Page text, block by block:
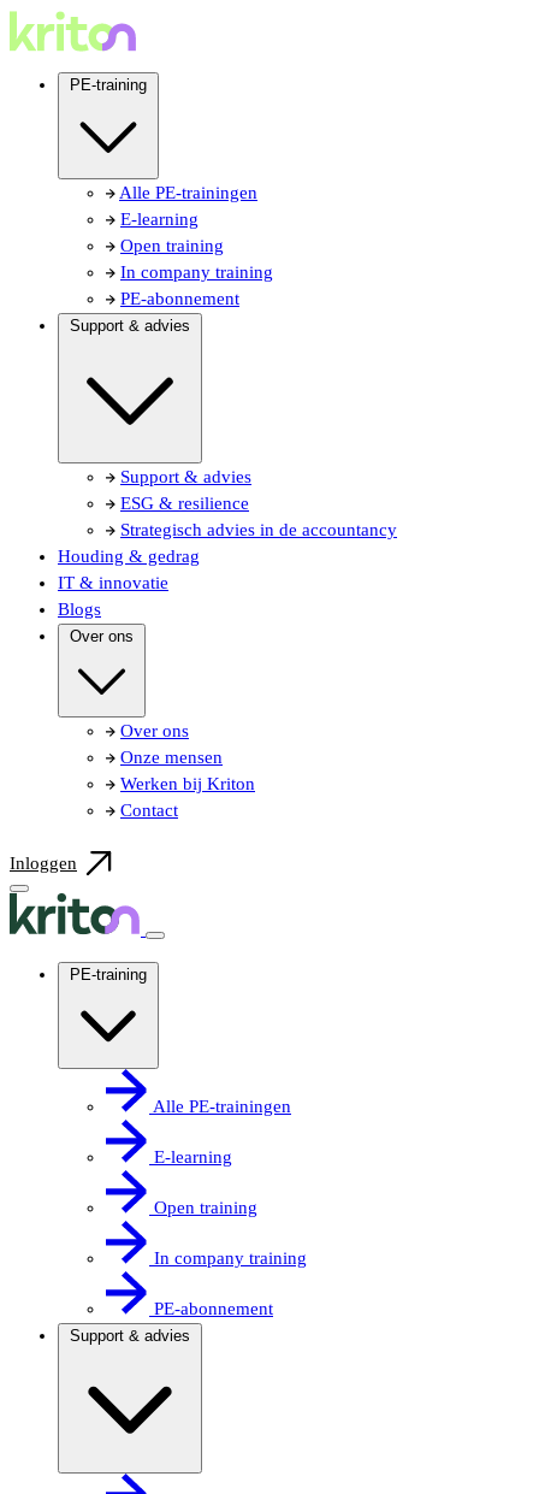
PE-training
Alle PE-trainingen
E-learning
Open training
In company training
PE-abonnement
Support & advies
Support & advies
ESG & resilience
Strategisch advies in de accountancy
Houding & gedrag
IT & innovatie
Blogs
Over ons
Over ons
Onze mensen
Werken bij Kriton
Contact
Inloggen
PE-training
Alle PE-trainingen
E-learning
Open training
In company training
PE-abonnement
Support & advies